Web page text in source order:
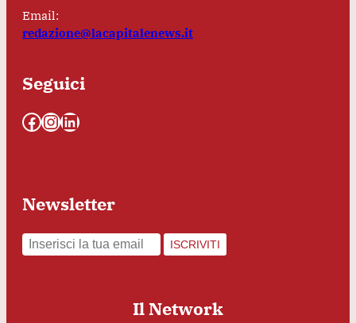
Email:
redazione@lacapitalenews.it
Seguici
Facebook InstagramLinkedIn
Newsletter
ISCRIVITI
Il Network